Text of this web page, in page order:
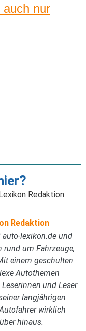
auch nur
Redaktion
lexikon.de und
rund um Fahrzeuge,
einem geschulten
Autothemen
und Leser
langjährigen
wirklich
hinaus.